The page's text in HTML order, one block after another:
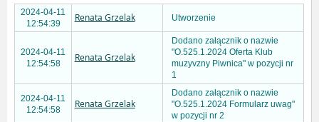
2024-04-11
12:54:39
Renata Grzelak Utworzenie
2024-04-11
12:54:58
Renata Grzelak
Dodano załącznik o nazwie
"O.525.1.2024 Oferta Klub
muzyvzny Piwnica" w pozycji nr
1
2024-04-11
12:54:58
Renata Grzelak
Dodano załącznik o nazwie
"O.525.1.2024 Formularz uwag"
w pozycji nr 2